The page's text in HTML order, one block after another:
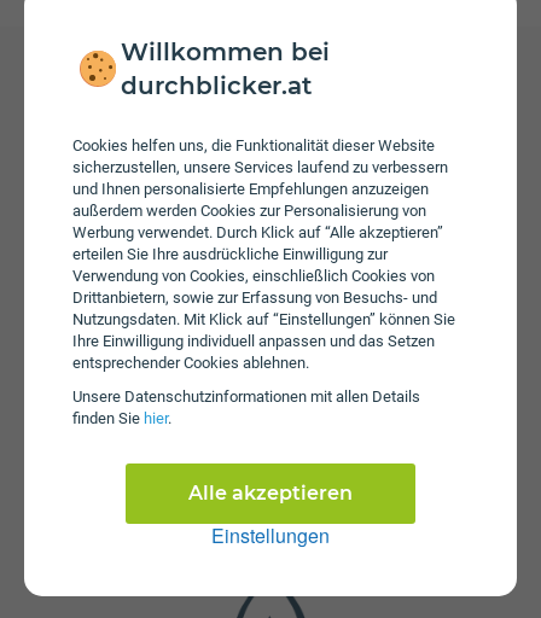
Willkommen bei
durchblicker.at
Cookies helfen uns, die Funktionalität dieser Website
sicherzustellen, unsere Services laufend zu verbessern
und Ihnen personalisierte Empfehlungen anzuzeigen
außerdem werden Cookies zur Personalisierung von
Werbung verwendet. Durch Klick auf “Alle akzeptieren”
erteilen Sie Ihre ausdrückliche Einwilligung zur
Verwendung von Cookies, einschließlich Cookies von
Drittanbietern, sowie zur Erfassung von Besuchs- und
Nutzungsdaten. Mit Klick auf “Einstellungen” können Sie
Ihre Einwilligung individuell anpassen und das Setzen
entsprechender Cookies ablehnen.
Unsere Daten­schutz­informationen mit allen Details
finden Sie hier.
Einstellungen
Alle akzeptieren
Beim Tarif Oja 165 Winteraktion fallen monatliche
Gebühren von € 29,00 an. Weiters fallen einmalige
Gebühren von bis zu € 160,00 an. Die Einmalkosten
können sich durch eine längere Bindungsfrist reduzieren.
Monate. Die Kündigungsfrist beträgt 1 Monat.